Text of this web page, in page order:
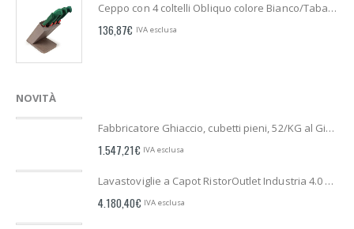
Ceppo con 4 coltelli Obliquo colore Bianco/Tabacco
136,87€ IVA esclusa
NOVITÀ
Fabbricatore Ghiaccio, cubetti pieni, 52/KG al Giorno. Serie RistorOutlet
1.547,21€ IVA esclusa
Lavastoviglie a Capot RistorOutlet Industria 4.0 Cesto 500 x 500 | 45 Cesti/h
4.180,40€ IVA esclusa